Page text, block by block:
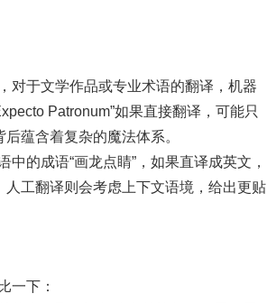
对于文学作品或专业术语的翻译，机器
Patronum”如果直接翻译，可能只
蕴含着复杂的魔法体系。
的成语“画龙点睛”，如果直译成英文，
人工翻译则会考虑上下文语境，给出更贴
一下：